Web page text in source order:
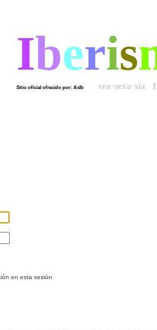
Iberis
Sitio oficial ofrecido por: AsIb sea·sexa·sía
en esta sesión